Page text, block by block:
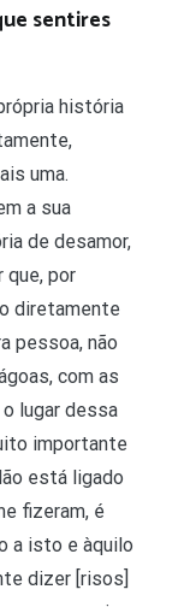
sentires
história
uma.
a sua
de desamor,
que, por
diretamente
pessoa, não
com as
lugar dessa
importante
está ligado
fizeram, é
a isto e àquilo
dizer [risos]